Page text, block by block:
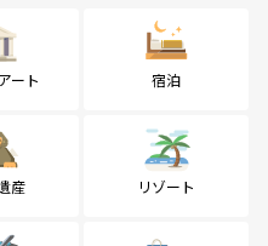
ート 宿泊
産 リゾート